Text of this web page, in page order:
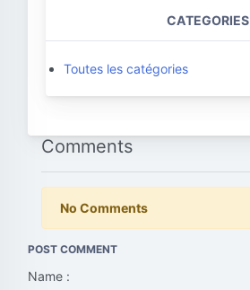
CATEGORIES
Toutes les catégories
Comments
No Comments
POST COMMENT
Name :